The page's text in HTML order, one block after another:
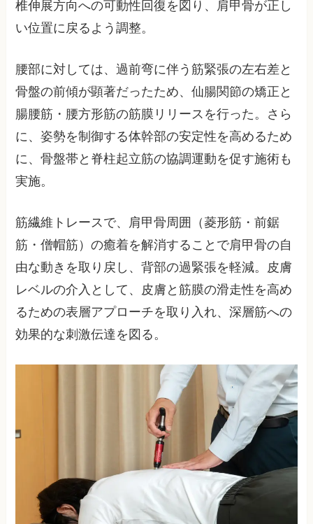
椎伸展方向への可動性回復を図り、肩甲骨が正し
い位置に戻るよう調整。
腰部に対しては、過前弯に伴う筋緊張の左右差と
骨盤の前傾が顕著だったため、仙腸関節の矯正と
腸腰筋・腰方形筋の筋膜リリースを行った。さら
に、姿勢を制御する体幹部の安定性を高めるため
に、骨盤帯と脊柱起立筋の協調運動を促す施術も
実施。
筋繊維トレースで、肩甲骨周囲（菱形筋・前鋸
筋・僧帽筋）の癒着を解消することで肩甲骨の自
由な動きを取り戻し、背部の過緊張を軽減。皮膚
レベルの介入として、皮膚と筋膜の滑走性を高め
るための表層アプローチを取り入れ、深層筋への
効果的な刺激伝達を図る。